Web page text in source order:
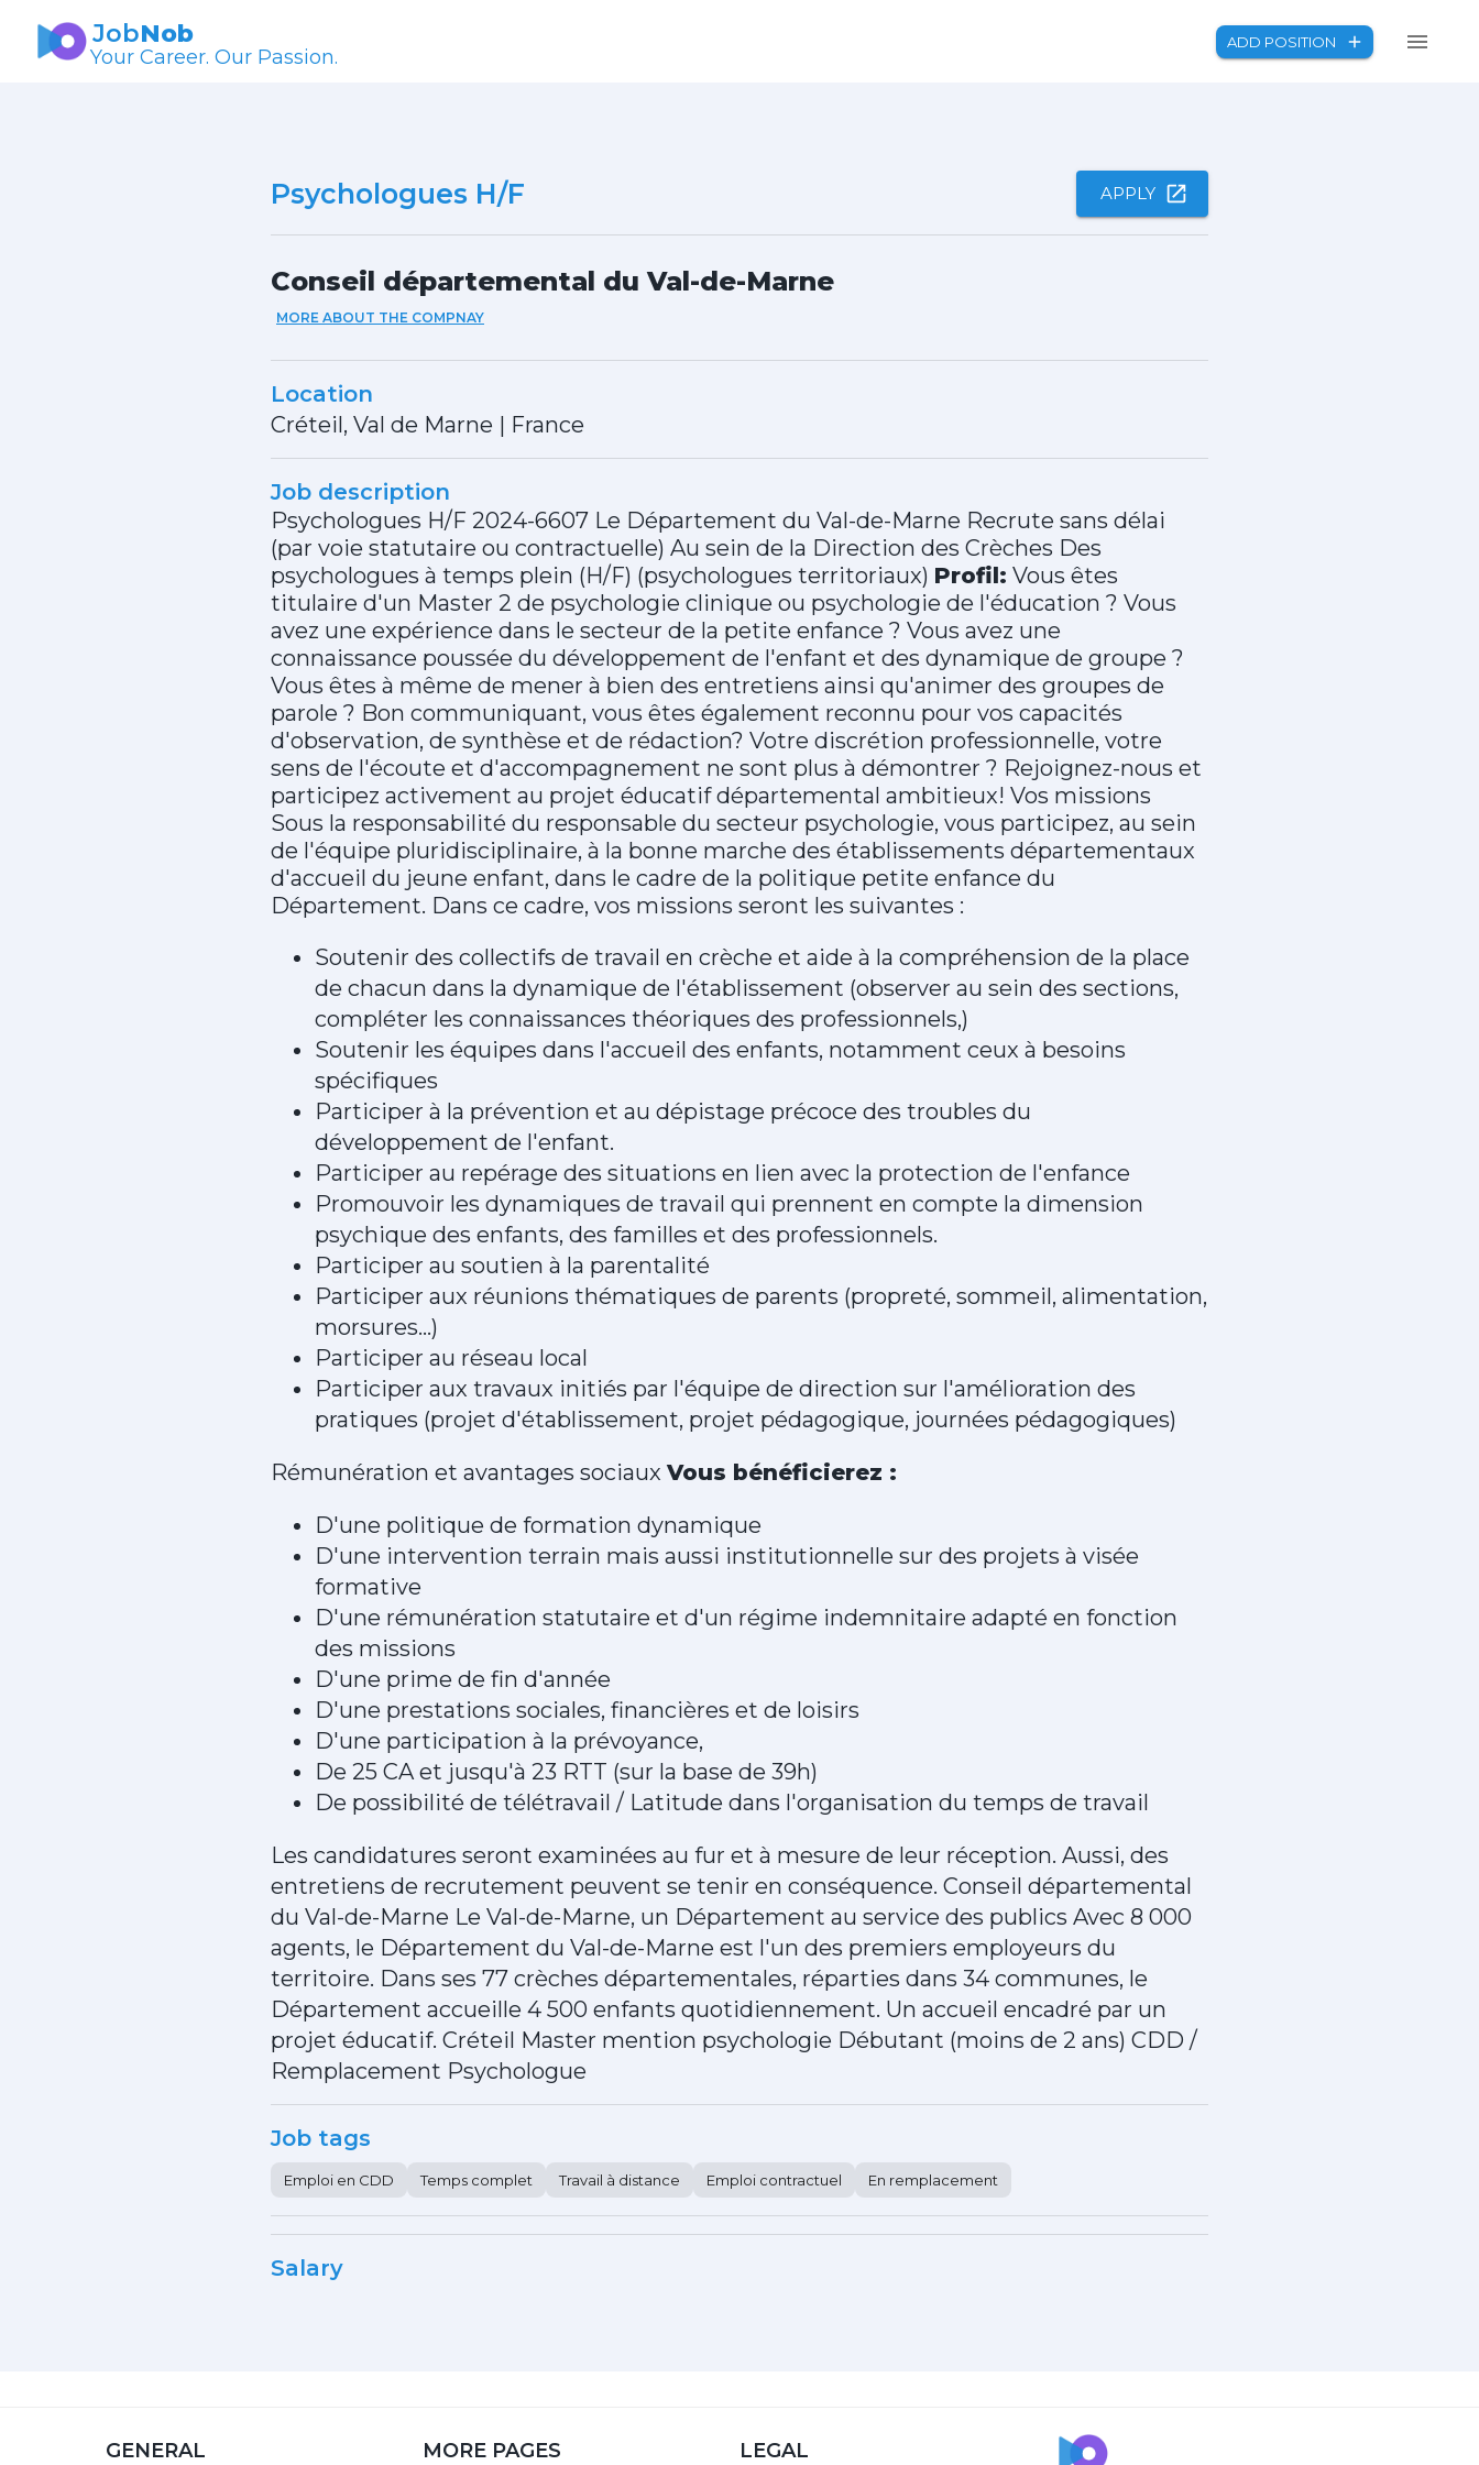
JobNob
Your Career. Our Passion.
ADD POSITION
Psychologues H/F APPLY
Conseil départemental du Val-de-Marne
MORE ABOUT THE COMPNAY
Location
Créteil, Val de Marne | France
Job description
Psychologues H/F 2024-6607 Le Département du Val-de-Marne Recrute sans délai
(par voie statutaire ou contractuelle) Au sein de la Direction des Crèches Des
psychologues à temps plein (H/F) (psychologues territoriaux) Profil: Vous êtes
titulaire d'un Master 2 de psychologie clinique ou psychologie de l'éducation ? Vous
avez une expérience dans le secteur de la petite enfance ? Vous avez une
connaissance poussée du développement de l'enfant et des dynamique de groupe ?
Vous êtes à même de mener à bien des entretiens ainsi qu'animer des groupes de
parole ? Bon communiquant, vous êtes également reconnu pour vos capacités
d'observation, de synthèse et de rédaction? Votre discrétion professionnelle, votre
sens de l'écoute et d'accompagnement ne sont plus à démontrer ? Rejoignez-nous et
participez activement au projet éducatif départemental ambitieux! Vos missions
Sous la responsabilité du responsable du secteur psychologie, vous participez, au sein
de l'équipe pluridisciplinaire, à la bonne marche des établissements départementaux
d'accueil du jeune enfant, dans le cadre de la politique petite enfance du
Département. Dans ce cadre, vos missions seront les suivantes :
Soutenir des collectifs de travail en crèche et aide à la compréhension de la place
de chacun dans la dynamique de l'établissement (observer au sein des sections,
compléter les connaissances théoriques des professionnels,)
Soutenir les équipes dans l'accueil des enfants, notamment ceux à besoins
spécifiques
Participer à la prévention et au dépistage précoce des troubles du
développement de l'enfant.
Participer au repérage des situations en lien avec la protection de l'enfance
Promouvoir les dynamiques de travail qui prennent en compte la dimension
psychique des enfants, des familles et des professionnels.
Participer au soutien à la parentalité
Participer aux réunions thématiques de parents (propreté, sommeil, alimentation,
morsures...)
Participer au réseau local
Participer aux travaux initiés par l'équipe de direction sur l'amélioration des
pratiques (projet d'établissement, projet pédagogique, journées pédagogiques)
Rémunération et avantages sociaux Vous bénéficierez :
D'une politique de formation dynamique
D'une intervention terrain mais aussi institutionnelle sur des projets à visée
formative
D'une rémunération statutaire et d'un régime indemnitaire adapté en fonction
des missions
D'une prime de fin d'année
D'une prestations sociales, financières et de loisirs
D'une participation à la prévoyance,
De 25 CA et jusqu'à 23 RTT (sur la base de 39h)
De possibilité de télétravail / Latitude dans l'organisation du temps de travail
Les candidatures seront examinées au fur et à mesure de leur réception. Aussi, des
entretiens de recrutement peuvent se tenir en conséquence. Conseil départemental
du Val-de-Marne Le Val-de-Marne, un Département au service des publics Avec 8 000
agents, le Département du Val-de-Marne est l'un des premiers employeurs du
territoire. Dans ses 77 crèches départementales, réparties dans 34 communes, le
Département accueille 4 500 enfants quotidiennement. Un accueil encadré par un
projet éducatif. Créteil Master mention psychologie Débutant (moins de 2 ans) CDD /
Remplacement Psychologue
Job tags
Emploi en CDD Temps complet Travail à distance Emploi contractuel En remplacement
Salary
GENERAL MORE PAGES LEGAL